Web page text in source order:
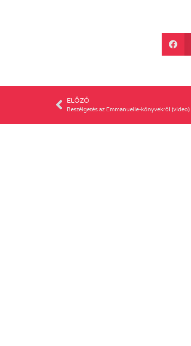
ELŐZŐ
Beszélgetés az Emmanuelle-könyvekről (video)